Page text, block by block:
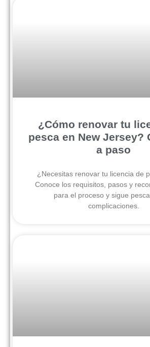
¿Cómo renovar tu
pesca en New Jersey?
a paso
¿Necesitas renovar tu licencia de
Conoce los requisitos, pasos y
para el proceso y sigue
complicaciones.